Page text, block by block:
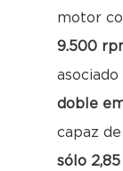
motor
9.500
asociado
doble
capaz
sólo 2,85